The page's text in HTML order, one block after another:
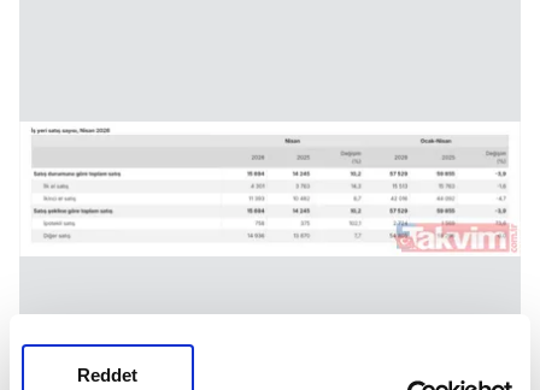
Reddet